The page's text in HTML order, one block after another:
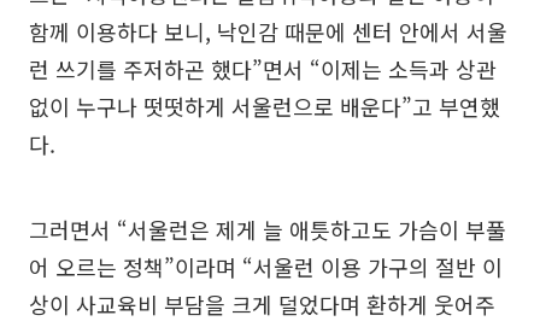
함께 이용하다 보니, 낙인감 때문에 센터 안에서 서울
런 쓰기를 주저하곤 했다”면서 “이제는 소득과 상관
없이 누구나 떳떳하게 서울런으로 배운다”고 부연했
다.
그러면서 “서울런은 제게 늘 애틋하고도 가슴이 부풀
어 오르는 정책”이라며 “서울런 이용 가구의 절반 이
상이 사교육비 부담을 크게 덜었다며 환하게 웃어주